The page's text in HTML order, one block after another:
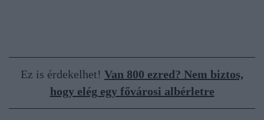
Ez is érdekelhet! Van 800 ezred? Nem biztos,
hogy elég egy fővárosi albérletre